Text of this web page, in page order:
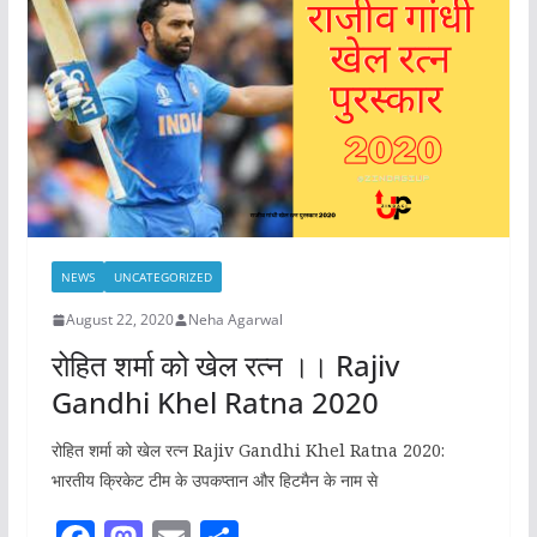
o
o
k
o
n
NEWS UNCATEGORIZED
August 22, 2020 Neha Agarwal
रोहित शर्मा को खेल रत्न ।। Rajiv
Gandhi Khel Ratna 2020
रोहित शर्मा को खेल रत्न Rajiv Gandhi Khel Ratna 2020:
भारतीय क्रिकेट टीम के उपकप्तान और हिटमैन के नाम से